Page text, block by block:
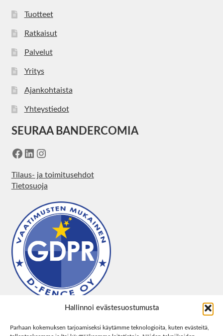
Hallinnoi evästesuostumusta
Parhaan kokemuksen tarjoamiseksi käytämme teknologioita, kuten evästeitä,
Tuotteet
Ratkaisut
Palvelut
Yritys
Ajankohtaista
Yhteystiedot
SEURAA BANDERCOMIA
Facebook
LinkedIn
Instagram
Tilaus- ja toimitusehdot
Tietosuoja